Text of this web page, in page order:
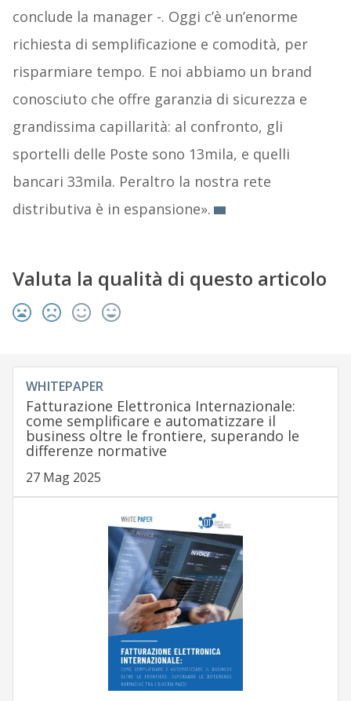
conclude la manager -. Oggi c’è un’enorme
richiesta di semplificazione e comodità, per
risparmiare tempo. E noi abbiamo un brand
conosciuto che offre garanzia di sicurezza e
grandissima capillarità: al confronto, gli
sportelli delle Poste sono 13mila, e quelli
bancari 33mila. Peraltro la nostra rete
distributiva è in espansione».
Valuta la qualità di questo articolo
WHITEPAPER
Fatturazione Elettronica Internazionale:
come semplificare e automatizzare il
business oltre le frontiere, superando le
differenze normative
27 Mag 2025